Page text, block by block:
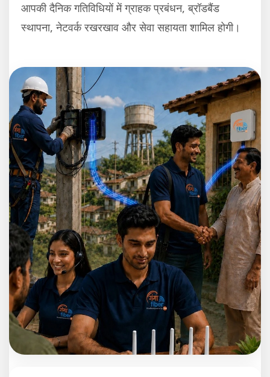
आपकी दैनिक गतिविधियों में ग्राहक प्रबंधन, ब्रॉडबैंड
स्थापना, नेटवर्क रखरखाव और सेवा सहायता शामिल होगी।